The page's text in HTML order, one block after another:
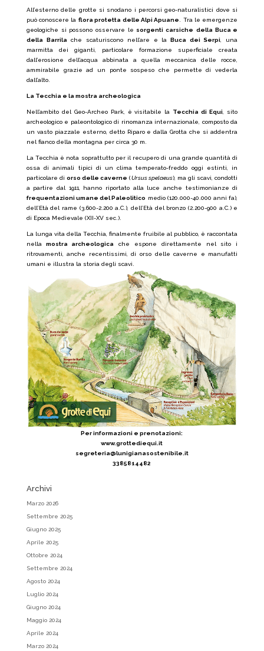
All’esterno delle grotte si snodano i percorsi geo-naturalistici dove si
può conoscere la flora protetta delle Alpi Apuane
. Tra le emergenze
geologiche si possono osservare le sorgenti carsiche della Buca e
della Barrila che scaturiscono nell’are e la Buca dei Serpi , una
marmitta dei giganti, particolare formazione superficiale creata
dall’erosione dell’acqua abbinata a quella meccanica delle rocce,
ammirabile grazie ad un ponte sospeso che permette di vederla
dall’alto.
La Tecchia e la mostra archeologica
Nell’ambito del Geo-Archeo Park, è visitabile la Tecchia di Equi , sito
archeologico e paleontologico di rinomanza internazionale, composto da
un vasto piazzale esterno, detto Riparo e dalla Grotta che si addentra
nel fianco della montagna per circa 30 m.
La Tecchia è nota soprattutto per il recupero di una grande quantità di
ossa di animali tipici di un clima temperato-freddo oggi estinti, in
particolare diorso delle caverne (Ursus spelaeus), ma gli scavi, condotti
a partire dal 1911, hanno riportato alla luce anche testimonianze di
frequentazioni umane del Paleolitico medio (120.000-40.000 anni fa),
dell’Età del rame (3.600-2.200 a.C.), dell’Età del bronzo (2.200-900 a.C.) e
di Epoca Medievale (XII-XV sec.).
La lunga vita della Tecchia, finalmente fruibile al pubblico, è raccontata
nella mostra archeologica
che espone direttamente nel sito i
ritrovamenti, anche recentissimi, di orso delle caverne e manufatti
umani e illustra la storia degli scavi.
Per informazioni e prenotazioni:
www.grottediequi.it
segreteria@lunigianasostenibile.it
3385814482
Archivi
Marzo 2026
Settembre 2025
Giugno 2025
Aprile 2025
Ottobre 2024
Settembre 2024
Agosto 2024
Luglio 2024
Giugno 2024
Maggio 2024
Aprile 2024
Marzo 2024